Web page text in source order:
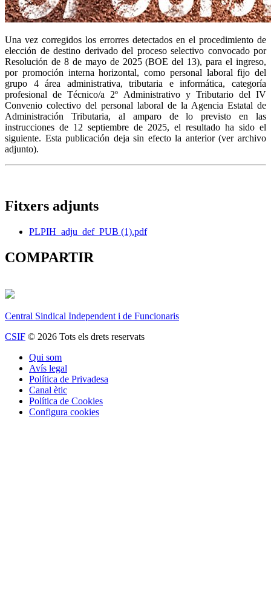
Una vez corregidos los errorres detectados en el procedimiento de
elección de destino derivado del proceso selectivo convocado por
Resolución de 8 de mayo de 2025 (BOE del 13), para el ingreso,
por promoción interna horizontal, como personal laboral fijo del
grupo 4 área administrativa, tributaria e informática, categoría
profesional de Técnico/a 2º Administrativo y Tributario del IV
Convenio colectivo del personal laboral de la Agencia Estatal de
Administración Tributaria, al amparo de lo previsto en las
instrucciones de 12 septiembre de 2025, el resultado ha sido el
siguiente. Esta publicación deja sin efecto la anterior (ver archivo
adjunto).
Fitxers adjunts
PLPIH_adju_def_PUB (1).pdf
COMPARTIR
Central Sindical Independent i de Funcionaris
CSIF © 2026 Tots els drets reservats
Qui som
Avís legal
Política de Privadesa
Canal ètic
Política de Cookies
Configura cookies